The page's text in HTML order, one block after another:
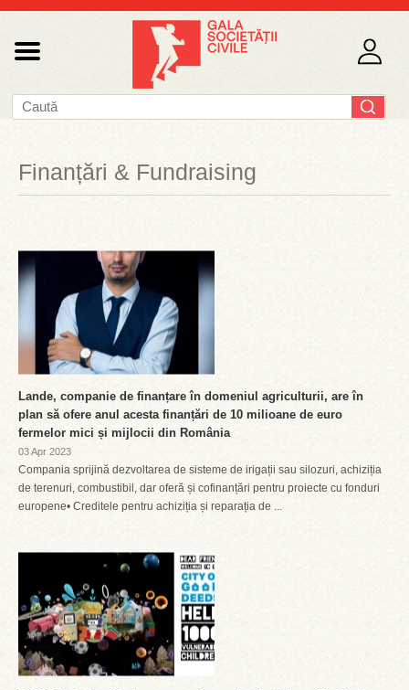
Finanțări & Fundraising
Lande, companie de finanțare în domeniul agriculturii, are în
plan să ofere anul acesta finanțări de 10 milioane de euro
fermelor mici și mijlocii din România
03 Apr 2023
Compania sprijină dezvoltarea de sisteme de irigații sau silozuri, achiziția
de terenuri, combustibil, dar oferă și cofinanțări pentru proiecte cu fonduri
europene• Creditele pentru achiziția și reparația de ...